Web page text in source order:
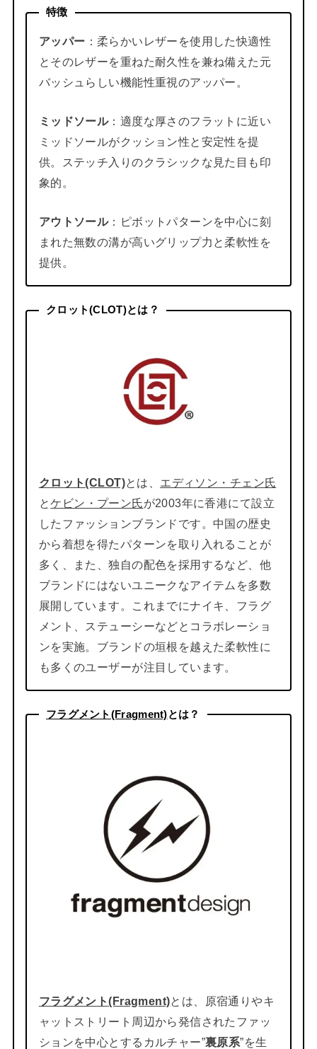
特徴
アッパー ：柔らかいレザーを使用した快適性
とそのレザーを重ねた耐久性を兼ね備えた元
バッシュらしい機能性重視のアッパー。
ミッドソール：適度な厚さのフラットに近い
ミッドソールがクッション性と安定性を提
供。ステッチ入りのクラシックな見た目も印
象的。
アウトソール：ピボットパターンを中心に刻
まれた無数の溝が高いグリップ力と柔軟性を
提供。
クロット(CLOT)とは？
クロット(CLOT)とは、 エディソン・チェン氏
とケビン・プーン氏が2003年に香港にて設立
したファッションブランドです。中国の歴史
から着想を得たパターンを取り入れることが
多く、また、独自の配色を採用するなど、他
ブランドにはないユニークなアイテムを多数
展開しています。これまでにナイキ、フラグ
メント、ステューシーなどとコラボレーショ
ンを実施。ブランドの垣根を越えた柔軟性に
も多くのユーザーが注目しています。
フラグメント(Fragment)とは？
フラグメント(Fragment)とは、原宿通りやキ
ャットストリート周辺から発信されたファッ
ションを中心とするカルチャー”裏原系”を生